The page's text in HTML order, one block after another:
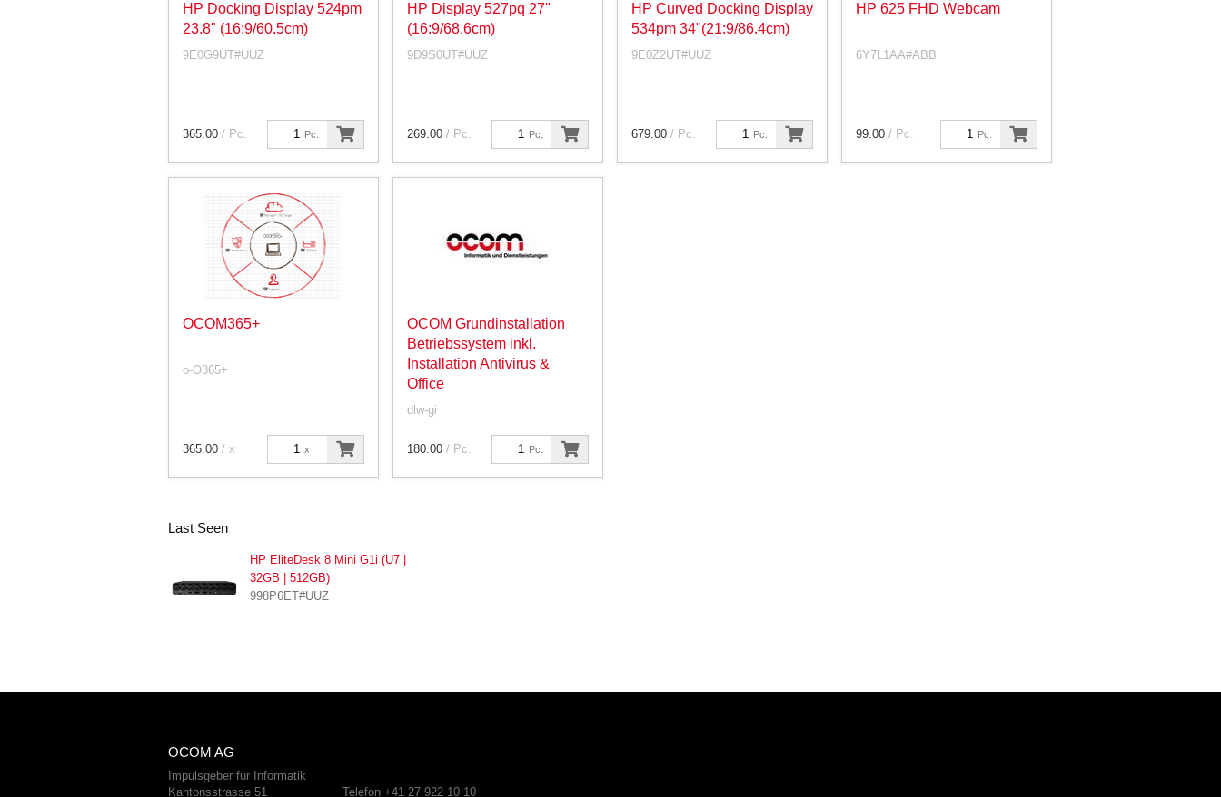
HP Docking Display 524pm
23.8" (16:9/60.5cm)
9E0G9UT#UUZ
Pc.
365.00 / Pc.
HP Display 527pq 27"
(16:9/68.6cm)
9D9S0UT#UUZ
Pc.
269.00 / Pc.
HP Curved Docking Display
534pm 34"(21:9/86.4cm)
9E0Z2UT#UUZ
Pc.
679.00 / Pc.
HP 625 FHD Webcam
6Y7L1AA#ABB
Pc.
99.00 / Pc.
OCOM365+
o-O365+
x
365.00 / x
OCOM Grundinstallation
Betriebssystem inkl.
Installation Antivirus &
Office
dlw-gi
Pc.
180.00 / Pc.
Last Seen
HP EliteDesk 8 Mini G1i (U7 |
32GB | 512GB)
998P6ET#UUZ
OCOM AG
Impulsgeber für Informatik
Kantonsstrasse 51
Telefon +41 27 922 10 10